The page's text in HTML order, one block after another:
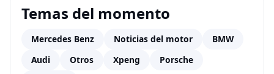
Temas del momento
Mercedes Benz Noticias del motor
BMW
Audi
Otros Xpeng
Porsche